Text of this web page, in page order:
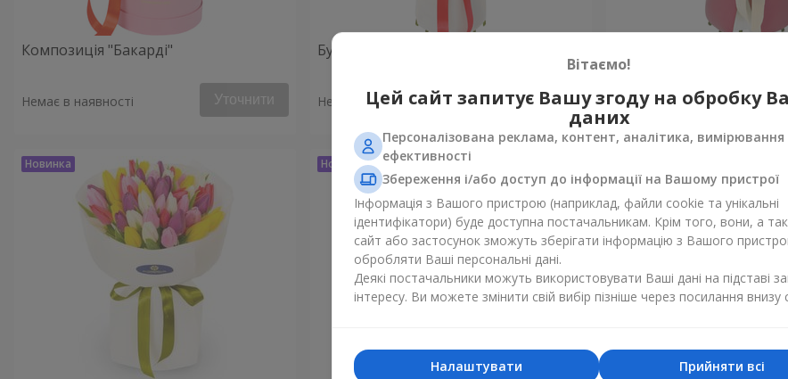
Композиція "Бакарді"
Немає в наявності Уточнити
Букет "Perfecto"
Немає в наявності Уточнити Немає в наявності
Вітаємо!
Цей сайт запитує Вашу згоду на обробку
даних
Персоналізована реклама, контент, аналітика, вимірювання
ефективності
Збереження і/або доступ до інформації на Вашому пристрої
Інформація з Вашого пристрою (наприклад, файли cookie та унікальні
ідентифікатори) буде доступна постачальникам. Крім того, вони, а
сайт або застосунок зможуть зберігати інформацію з Вашого
обробляти Ваші персональні дані.
Деякі постачальники можуть використовувати Ваші дані на підставі
інтересу. Ви можете змінити свій вибір пізніше через посилання внизу
Прийняти всі
Налаштувати